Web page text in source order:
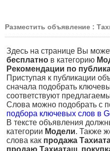
Разместить объявление :
Здесь на странице Вы
бесплатно в категорию
Рекомендации по
Приступая к публикации
сначала подобрать
соответствуют
Слова можно подобрать с
подбора ключевых слов в
В тексте объявления
категории Модели. Также
слова как продажа
продаю Тахиаташ,